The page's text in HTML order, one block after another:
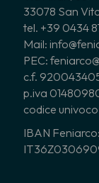
33078 San
tel. +39 0434
Mail:
PEC:
c.f.
p.iva
codice
IBAN